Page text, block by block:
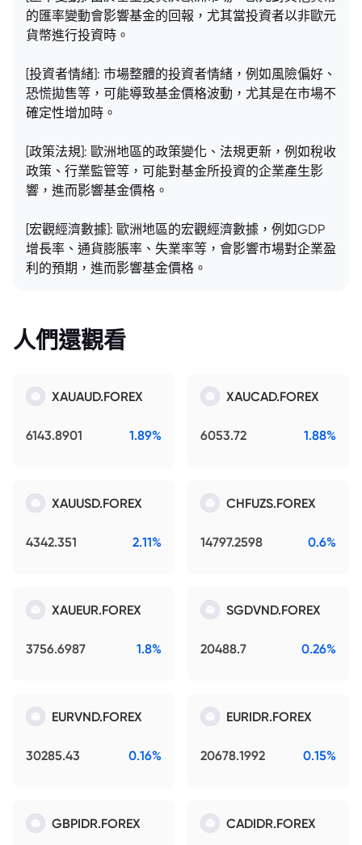
的匯率變動會影響基金的回報，尤其當投資者以非歐元
貨幣進行投資時。
[投資者情緒]: 市場整體的投資者情緒，例如風險偏好、
恐慌拋售等，可能導致基金價格波動，尤其是在市場不
確定性增加時。
[政策法規]: 歐洲地區的政策變化、法規更新，例如稅收
政策、行業監管等，可能對基金所投資的企業產生影
響，進而影響基金價格。
[宏觀經濟數據]: 歐洲地區的宏觀經濟數據，例如GDP
增長率、通貨膨脹率、失業率等，會影響市場對企業盈
利的預期，進而影響基金價格。
人們還觀看
XAUAUD.FOREX
6143.8901 1.89%
XAUCAD.FOREX
6053.72 1.88%
XAUUSD.FOREX
4342.351 2.11%
CHFUZS.FOREX
14797.2598 0.6%
XAUEUR.FOREX
3756.6987 1.8%
SGDVND.FOREX
20488.7 0.26%
EURVND.FOREX
30285.43 0.16%
EURIDR.FOREX
20678.1992 0.15%
GBPIDR.FOREX CADIDR.FOREX